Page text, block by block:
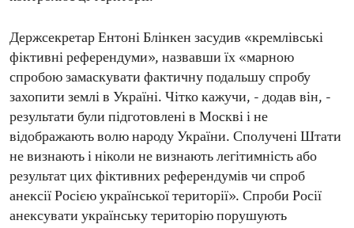
Держсекретар Ентоні Блінкен засудив «кремлівські
фіктивні референдуми», назвавши їх «марною
спробою замаскувати фактичну подальшу спробу
захопити землі в Україні. Чітко кажучи, - додав він, -
результати були підготовлені в Москві і не
відображають волю народу України. Сполучені Штати
не визнають і ніколи не визнають легітимність або
результат цих фіктивних референдумів чи спроб
анексії Росією української території». Спроби Росії
анексувати українську територію порушують